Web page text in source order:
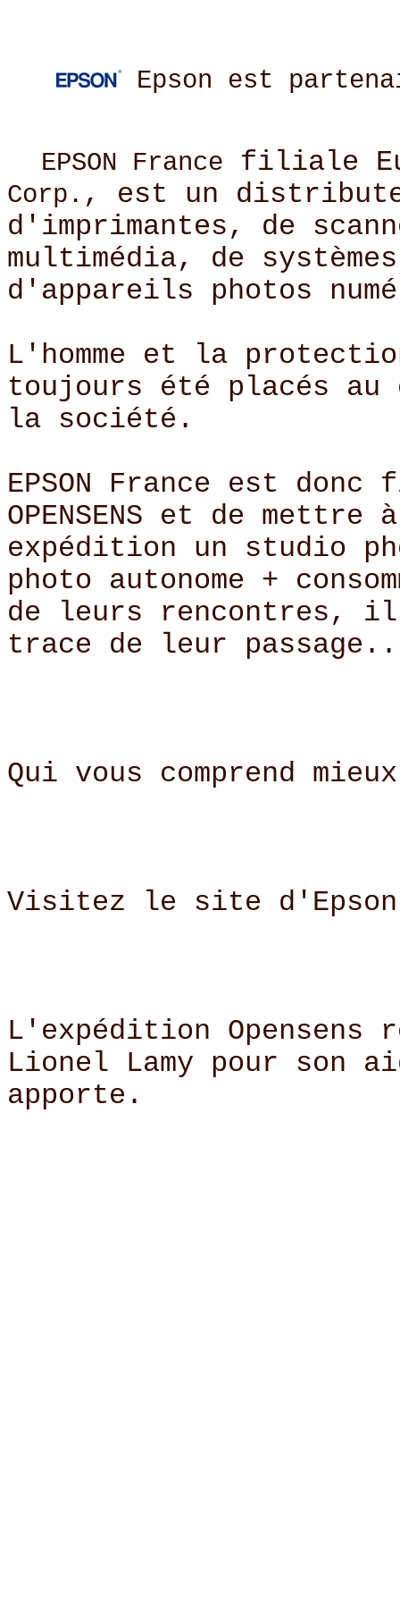
Epson est
EPSON France filiale
Corp. , est un
d'imprimantes, de
multimédia, de
d'appareils photos
L'homme et la
toujours été placés au
la société.
EPSON France est
OPENSENS et de
expédition un studio
photo autonome +
de leurs rencontres,
trace de leur
Qui vous comprend mieux
Visitez le site
L'expédition Opensens
Lionel Lamy pour son
apporte.